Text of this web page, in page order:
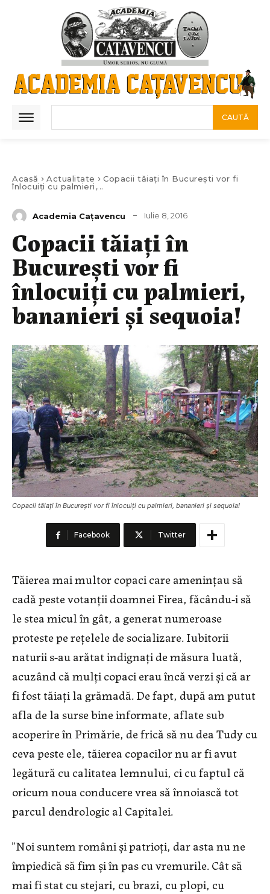
CAUTĂ
Acasă Actualitate
Copacii tăiați în București vor fi
înlocuiți cu palmieri,...
Academia Caţavencu Iulie 8, 2016
Copacii tăiați în
București vor fi
înlocuiți cu palmieri,
bananieri și sequoia!
Copacii tăiați în București vor fi înlocuiți cu palmieri, bananieri și sequoia!
Facebook Twitter
Tăierea mai multor copaci care amenințau să
cadă peste votanții doamnei Firea, făcându-i să
le stea micul în gât, a generat numeroase
proteste pe rețelele de socializare. Iubitorii
naturii s-au arătat indignați de măsura luată,
acuzând că mulți copaci erau încă verzi și că ar
fi fost tăiați la grămadă. De fapt, după am putut
afla de la surse bine informate, aflate sub
acoperire în Primărie, de frică să nu dea Tudy cu
ceva peste ele, tăierea copacilor nu ar fi avut
legătură cu calitatea lemnului, ci cu faptul că
oricum noua conducere vrea să înnoiască tot
parcul dendrologic al Capitalei.
”Noi suntem români și patrioți, dar asta nu ne
împiedică să fim și în pas cu vremurile. Cât să
mai fi stat cu stejari, cu brazi, cu plopi, cu